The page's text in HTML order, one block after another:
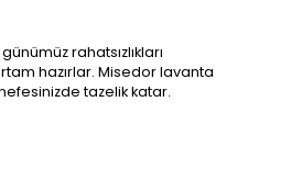
rahatsızlıkları
hazırlar. Misedor lavanta
tazelik katar.